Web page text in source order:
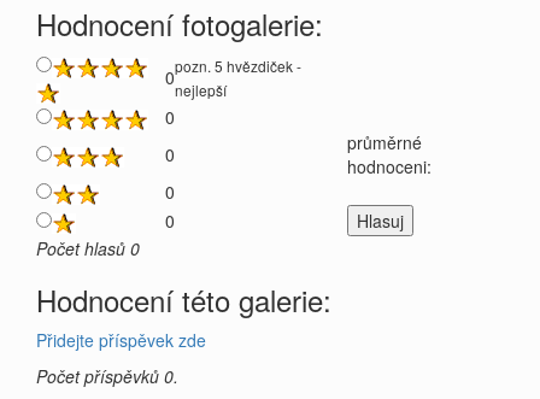
Hodnocení fotogalerie:
0pozn. 5 hvězdiček -
nejlepší
0
0
průměrné
hodnoceni:
0
0
Počet hlasů 0
Hodnocení této galerie:
Přidejte příspěvek zde
Počet příspěvků 0.